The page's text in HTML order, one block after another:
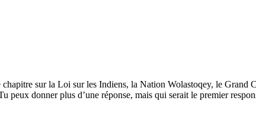
sur la Loi sur les Indiens, la Nation Wolastoqey, le Grand
peux donner plus d’une réponse, mais qui serait le premier